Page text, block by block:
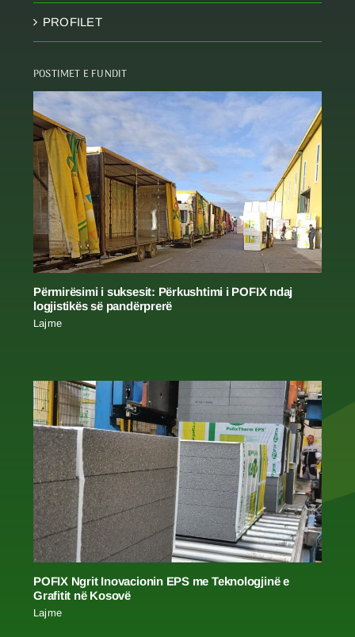
PROFILET
POSTIMET E FUNDIT
Përmirësimi i suksesit: Përkushtimi i POFIX ndaj
logjistikës së pandërprerë
Lajme
POFIX Ngrit Inovacionin EPS me Teknologjinë e
Grafitit në Kosovë
Lajme